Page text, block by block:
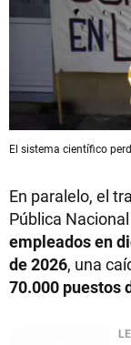
El sistema científico
En paralelo, el
Pública
empleados en
de 2026, una
70.000 puestos